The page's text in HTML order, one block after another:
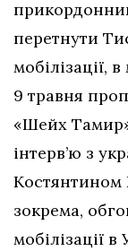
перетнути
мобілізації,
9 травня
«Шейх
інтерв’ю з
Костянтином
зокрема,
мобілізації в